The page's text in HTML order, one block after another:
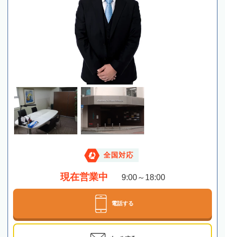
全国対応
現在営業中 9:00～18:00
電話する